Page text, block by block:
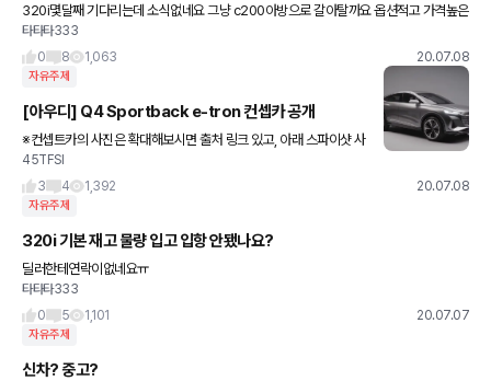
320i몇달째 기다리는데 소식없네요 그냥 c200아방으로 갈아탈까요 옵션적고 가격높은
게 흠이기는한데.. 어찌할까요? ㅠㅠ
타타타333
0
8 1,063 20.07.08
자유주제
[아우디] Q4 Sportback e-tron 컨셉카 공개
※컨셉트카의 사진은 확대해보시면 출처 링크 있고, 아래 스파이샷 사
진은 오토스파이넷에 올라온 사진입니다. 글은 퍼온 글 아닌 직접 작
45TFSI
3
4 1,392 20.07.08
자유주제
320i 기본 재고 물량 입고 입항 안됐나요?
딜러한테연락이없네요ㅠ
타타타333
0
5 1,101 20.07.07
자유주제
신차? 중고?